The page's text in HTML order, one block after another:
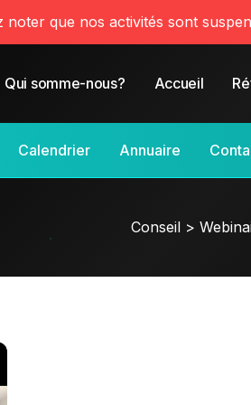
noter que nos activités sont
Qui somme-nous? Accueil
Calendrier Annuaire
Conseil >